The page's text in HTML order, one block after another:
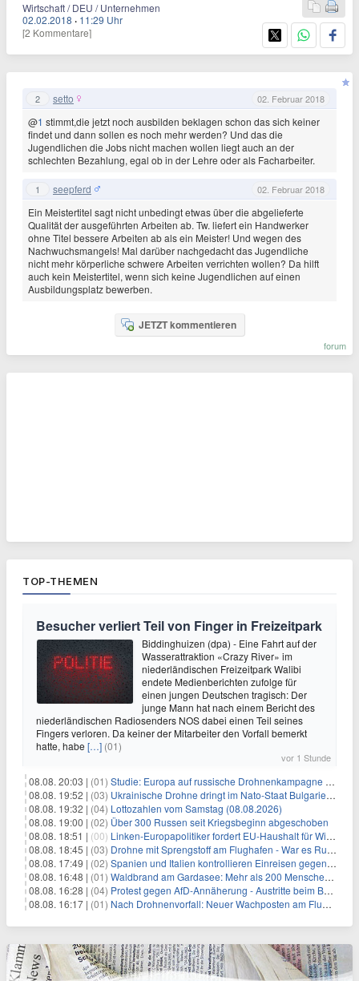
Wirtschaft / DEU / Unternehmen
02.02.2018 · 11:29 Uhr
[2 Kommentare]
2 setto 02. Februar 2018
@1 stimmt,die jetzt noch ausbilden beklagen schon das sich keiner
findet und dann sollen es noch mehr werden? Und das die
Jugendlichen die Jobs nicht machen wollen liegt auch an der
schlechten Bezahlung, egal ob in der Lehre oder als Facharbeiter.
1 seepferd 02. Februar 2018
Ein Meistertitel sagt nicht unbedingt etwas über die abgelieferte
Qualität der ausgeführten Arbeiten ab. Tw. liefert ein Handwerker
ohne Titel bessere Arbeiten ab als ein Meister! Und wegen des
Nachwuchsmangels! Mal darüber nachgedacht das Jugendliche
nicht mehr körperliche schwere Arbeiten verrichten wollen? Da hilft
auch kein Meistertitel, wenn sich keine Jugendlichen auf einen
Ausbildungsplatz bewerben.
JETZT kommentieren
forum
TOP-THEMEN
Besucher verliert Teil von Finger in Freizeitpark
Biddinghuizen (dpa) - Eine Fahrt auf der
Wasserattraktion «Crazy River» im
niederländischen Freizeitpark Walibi
endete Medienberichten zufolge für
einen jungen Deutschen tragisch: Der
junge Mann hat nach einem Bericht des
niederländischen Radiosenders NOS dabei einen Teil seines
Fingers verloren. Da keiner der Mitarbeiter den Vorfall bemerkt
hatte, habe […] (01)
vor 1 Stunde
08.08. 20:03 | (01) Studie: Europa auf russische Drohnenkampagne unzureichend vorbereitet
08.08. 19:52 | (03) Ukrainische Drohne dringt im Nato-Staat Bulgarien ein
08.08. 19:32 | (04) Lottozahlen vom Samstag (08.08.2026)
08.08. 19:00 | (02) Über 300 Russen seit Kriegsbeginn abgeschoben
08.08. 18:51 | (00) Linken-Europapolitiker fordert EU-Haushalt für Wirtschaftsumbau
08.08. 18:45 | (03) Drohne mit Sprengstoff am Flughafen - War es Russland?
08.08. 17:49 | (02) Spanien und Italien kontrollieren Einreisen gegenseitig
08.08. 16:48 | (01) Waldbrand am Gardasee: Mehr als 200 Menschen evakuiert
08.08. 16:28 | (04) Protest gegen AfD-Annäherung - Austritte beim BSW Sachsen-Anhalt
08.08. 16:17 | (01) Nach Drohnenvorfall: Neuer Wachposten am Flughafen